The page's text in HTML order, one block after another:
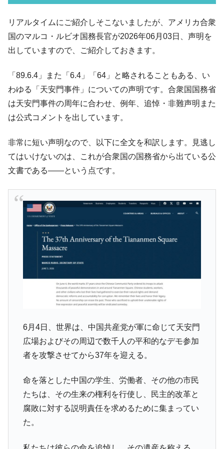
ル」まで拡大 ⇒ 海外資金の動きに強く左右される状態
『Money1』
韓国･帰ってきた李在明。李在明を支持しな
い「50.5％」に上昇
『Money1』
韓国大統領府ボンクラ政策室長が告発され
断
『Money1』
韓国･警察職員が「丸刈りになって抗議活
動」
『Money1』
中国だけが鉄鋼輸出を異常増加させる ⇒ 中
『Money1』
韓国製造業「半導体絶好調」のウラで他業
種は全般的「不調」⇒ PSIが示す現況は決して良くない。
『Money1』
【米韓激突案件】韓国消費者院が『クーパ
『Money1』
『Money1』
韓国型イージス搭載の次世代駆逐艦
「KDDX」1番艦、2032年竣工と公示
『Money1』
【対日本円】ウォン安が急進！ 日米の協調
に韓国がいっちょがみしたのでは。
『Money1』
は韓国で『BYD』車は売れている。6カ月で対前年同期比
ドを掲げる「在韓反米勢力」
『Money1』
韓国政府「2035年までに18.4GW規模のAIデ
ータセンター整備」⇒ だから無理だってば。
『Money1』
JPモルガン「韓国レバレッジETFの清算は
ほぼ終わった」
『Money1』
韓国『国民年金公団』株価暴落で200兆蒸
発。
ャンペーン」⇒ あの名物教授も登場！
リアルタイムにご紹介しそこないましたが、アメリカ合衆
国のマルコ・ルビオ国務長官が2026年06月03日、声明を
出していますので、ご紹介しておきます。
「89.6.4」また「6.4」「64」と略されることもある、い
わゆる「天安門事件」についての声明です。合衆国国務省
は天安門事件の周年に合わせ、例年、追悼・非難声明また
は公式コメントを出しています。
非常に短い声明なので、以下に全文を和訳します。見逃し
てはいけないのは、これが合衆国の国務省から出ている公
文書である――という点です。
6月4日、世界は、中国共産党が軍に命じて天安門
広場およびその周辺で数千人の平和的なデモ参加
者を攻撃させてから37年を迎える。
命を落とした中国の学生、労働者、その他の市民
たちは、その生来の権利を行使し、民主的改革と
腐敗に対する説明責任を求めるために集まってい
た。